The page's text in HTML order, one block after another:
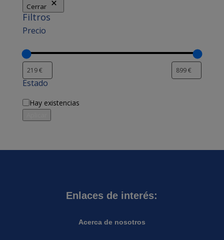
Cerrar
Filtros
Precio
Estado
Disponibilidad
Hay existencias
Enlaces de interés:
Acerca de nosotros